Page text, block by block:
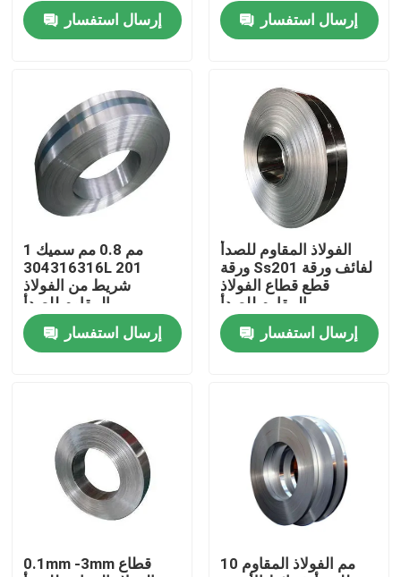
حول بنا
إتصال
أنبوب دائري من الفولاذ المقاوم للصدأ
ورقة لوحة الفولاذ المقاوم للصدأ
أنبوب مربع SS
أنابيب الفولاذ المقاوم للصدأ غير الملحومة
قطاع الفولاذ المقاوم للصدأ
الفولاذ المقاوم للصدأ
إرسال استفسار
إرسال استفسار
1 مم 0.8 مم سميك
304316316L 201
شريط من الفولاذ
المقاوم للصدأ
إرسال استفسار
الفولاذ المقاوم للصدأ
ورقة Ss201 لفائف ورقة
قطع قطاع الفولاذ
المقاوم للصدأ
إرسال استفسار
0.1mm -3mm قطاع
10 مم الفولاذ المقاوم